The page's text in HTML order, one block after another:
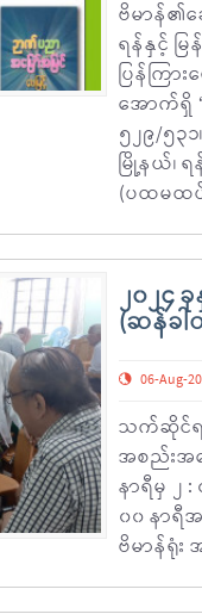
ဗိမာန်၏
ရန်နှင့် မ
ပြန်ကြာ
အောက်ရှိ
၅၂၉/၅၃
မြို့နယ်၊
(ပထမထ
၂၀၂၄
(ဆန်ခ
06-Aug-
သက်ဆိုင်ရ
အစည်းအ
နာရီမှ ၂
၀၀ နာ
ဗိမာန်ရုံး